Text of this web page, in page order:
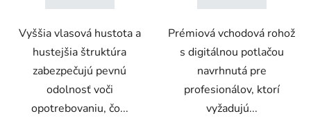
Vyššia vlasová hustota a
hustejšia štruktúra
zabezpečujú pevnú
odolnosť voči
opotrebovaniu, čo...
Prémiová vchodová rohož
s digitálnou potlačou
navrhnutá pre
profesionálov, ktorí
vyžadujú...